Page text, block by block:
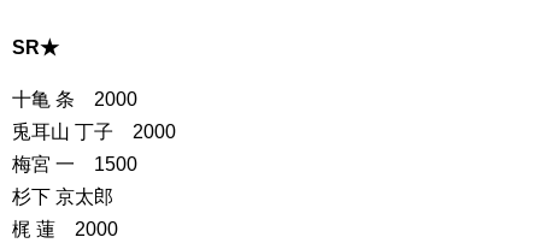
SR★
十亀 条 2000
兎耳山 丁子 2000
梅宮 一 1500
杉下 京太郎
梶 蓮 2000